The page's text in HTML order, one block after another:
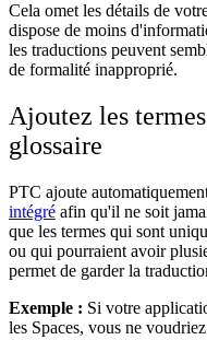
Cela omet les détails de
dispose de moins
les traductions peuvent
de formalité inapproprié.
Ajoutez les
glossaire
PTC ajoute
intégré afin qu'il ne soit
que les termes qui sont
ou qui pourraient avoir
permet de garder la
Exemple : Si votre
les Spaces, vous ne